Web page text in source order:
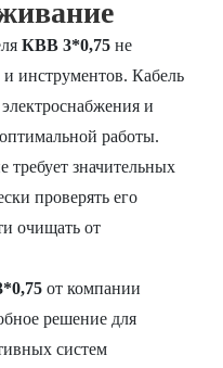
КВВ 3*0,75 не
инструментов. Кабель
и
работы.
требует значительных
проверять его
очищать от
от компании
решение для
систем